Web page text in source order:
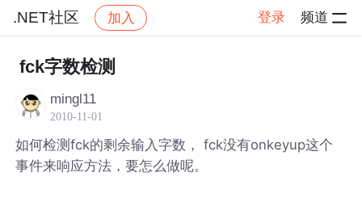
.NET社区 加入 登录 频道
社区 .NET社区
fck字数检测
mingl11
2010-11-01
如何检测fck的剩余输入字数， fck没有onkeyup这个
事件来响应方法，要怎么做呢。